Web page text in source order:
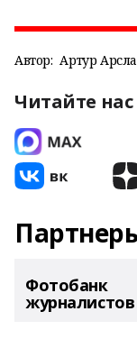
Автор: Артур
Читайте нас
Фотобанк